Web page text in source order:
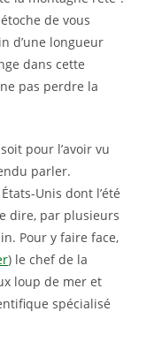
de vous
d’une longueur
dans cette
pas perdre la
pour l’avoir vu
parler.
Unis dont l’été
dire, par plusieurs
Pour y faire face,
) le chef de la
loup de mer et
spécialisé